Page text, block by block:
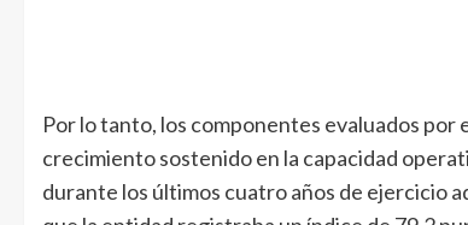
Por lo tanto, los componentes evaluados
crecimiento sostenido en la capacidad
durante los últimos cuatro años de ejercicio